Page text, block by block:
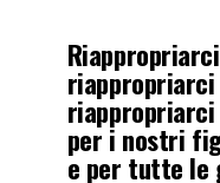
per i nostri
e per tutte le